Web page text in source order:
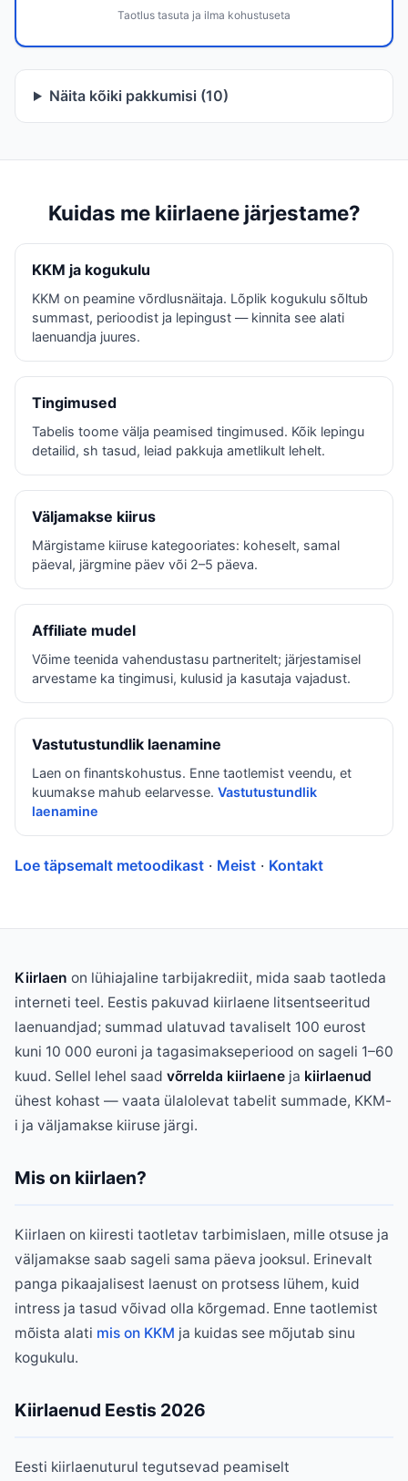
Taotlus tasuta ja ilma kohustuseta
Näita kõiki pakkumisi (10)
Kuidas me kiirlaene järjestame?
KKM ja kogukulu
KKM on peamine võrdlusnäitaja. Lõplik kogukulu sõltub
summast, perioodist ja lepingust — kinnita see alati
laenuandja juures.
Tingimused
Tabelis toome välja peamised tingimused. Kõik lepingu
detailid, sh tasud, leiad pakkuja ametlikult lehelt.
Väljamakse kiirus
Märgistame kiiruse kategooriates: koheselt, samal
päeval, järgmine päev või 2–5 päeva.
Affiliate mudel
Võime teenida vahendustasu partneritelt; järjestamisel
arvestame ka tingimusi, kulusid ja kasutaja vajadust.
Vastutustundlik laenamine
Laen on finantskohustus. Enne taotlemist veendu, et
kuumakse mahub eelarvesse. Vastutustundlik
laenamine
Loe täpsemalt metoodikast · Meist · Kontakt
Kiirlaen on lühiajaline tarbijakrediit, mida saab taotleda
interneti teel. Eestis pakuvad kiirlaene litsentseeritud
laenuandjad; summad ulatuvad tavaliselt 100 eurost
kuni 10 000 euroni ja tagasimakseperiood on sageli 1–60
kuud. Sellel lehel saad võrrelda kiirlaene ja kiirlaenud
ühest kohast — vaata ülalolevat tabelit summade, KKM-
i ja väljamakse kiiruse järgi.
Mis on kiirlaen?
Kiirlaen on kiiresti taotletav tarbimislaen, mille otsuse ja
väljamakse saab sageli sama päeva jooksul. Erinevalt
panga pikaajalisest laenust on protsess lühem, kuid
intress ja tasud võivad olla kõrgemad. Enne taotlemist
mõista alati mis on KKM ja kuidas see mõjutab sinu
kogukulu.
Kiirlaenud Eestis 2026
Eesti kiirlaenuturul tegutsevad peamiselt